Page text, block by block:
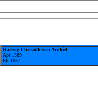
Hartvig Christoffersen Arnkiel
Apr 1589
Eft 1637